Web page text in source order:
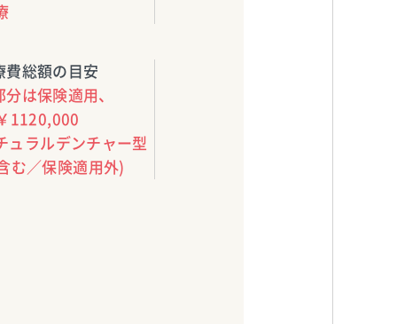
費総額の目安
分は保険適用、
1120,000
ュラルデンチャー型
む／保険適用外)